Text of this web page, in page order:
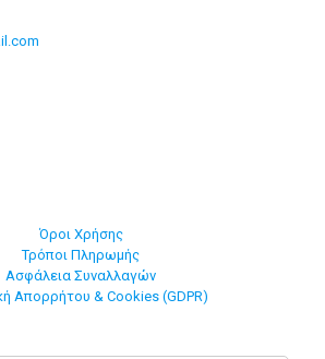
Όροι Χρήσης
Τρόποι Πληρωμής
Ασφάλεια Συναλλαγών
Απορρήτου & Cookies (GDPR)